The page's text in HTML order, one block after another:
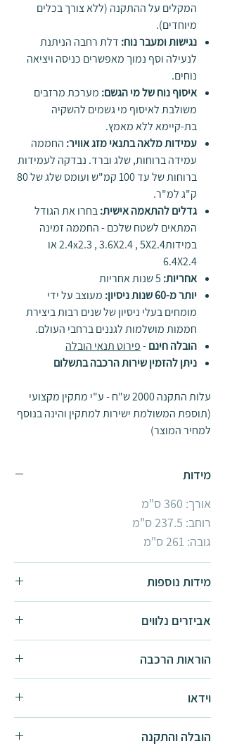
המקלים על ההתקנה (ללא צורך בכלים
מיוחדים).
נגישות ומעבר נוח: דלת רחבה הניתנת
לנעילה וסף נמוך מאפשרים כניסה ויציאה
נוחים.
איסוף נוח של מי הגשם: מערכת מרזבים
משולבת לאיסוף מי גשמים להשקיה
בת-קיימא ללא מאמץ.
עמידות מלאה בתנאי מזג אוויר: החממה
עמידה ברוחות, שלג וברד. נבדקה לעמידות
ברוחות של עד 100 קמ"ש ועומס שלג של 80
ק"ג למ"ר.
גדלים להתאמה אישית:בחרו את הגודל
המתאים לשטח שלכם - החממה זמינה
במידות2.4x2.3 , 3.6X2.4 , 5X2.4 או
6.4X2.4
אחריות:
יותר מ-60 שנות ניסיון
: מעוצב על ידי
מומחים בעלי ניסיון של שנים רבות ביצירת
חממות מושלמות לגננים ברחבי העולם.
הובלה חינם-פירוט תנאי הובלה
ניתן להזמין שירות הרכבה בתשלום
עלות התקנה 2000 ש"ח - ע"י מתקין מקצועי
(תוספת המשולמת ישירות למתקין והינה בנוסף
למחיר המוצר)
מידות
אורך: 360 ס"מ
רוחב: 237.5 ס"מ
גובה: 261 ס"מ
מידות נוספות
5x2.4
אביזרים נלווים
קיט הצללה
קיט השקייה
הוראות הרכבה
וידאו
הובלה והתקנה